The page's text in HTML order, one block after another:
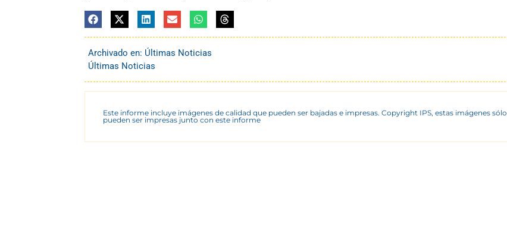
Archivado en: Últimas Noticias
Últimas Noticias
Este informe incluye imágenes de calidad que pueden ser bajadas e impresas. Copyright IPS, estas imágenes sólo
pueden ser impresas junto con este informe